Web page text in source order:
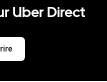
Uber Direct